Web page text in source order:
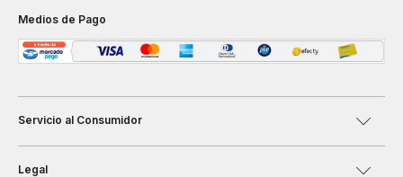
Medios de Pago
Servicio al Consumidor
Legal